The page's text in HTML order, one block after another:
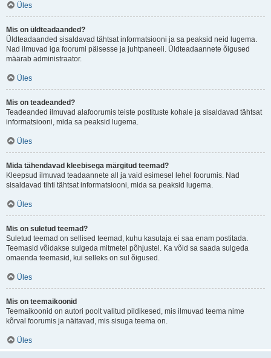
Üles
Mis on üldteadaanded?
Üldteadaanded sisaldavad tähtsat informatsiooni ja sa peaksid neid lugema.
Nad ilmuvad iga foorumi päisesse ja juhtpaneeli. Üldteadaannete õigused
määrab administraator.
Üles
Mis on teadeanded?
Teadeanded ilmuvad alafoorumis teiste postituste kohale ja sisaldavad tähtsat
informatsiooni, mida sa peaksid lugema.
Üles
Mida tähendavad kleebisega märgitud teemad?
Kleepsud ilmuvad teadaannete all ja vaid esimesel lehel foorumis. Nad
sisaldavad tihti tähtsat informatsiooni, mida sa peaksid lugema.
Üles
Mis on suletud teemad?
Suletud teemad on sellised teemad, kuhu kasutaja ei saa enam postitada.
Teemasid võidakse sulgeda mitmetel põhjustel. Ka võid sa saada sulgeda
omaenda teemasid, kui selleks on sul õigused.
Üles
Mis on teemaikoonid
Teemaikoonid on autori poolt valitud pildikesed, mis ilmuvad teema nime
kõrval foorumis ja näitavad, mis sisuga teema on.
Üles